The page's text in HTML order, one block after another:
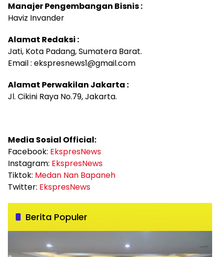
Manajer Pengembangan Bisnis :
Haviz Invander
Alamat Redaksi :
Jati, Kota Padang, Sumatera Barat.
Email : ekspresnews1@gmail.com
Alamat Perwakilan Jakarta :
Jl. Cikini Raya No.79, Jakarta.
Media Sosial Official:
Facebook: EkspresNews
Instagram: EkspresNews
Tiktok: Medan Nan Bapaneh
Twitter: EkspresNews
Berita Populer